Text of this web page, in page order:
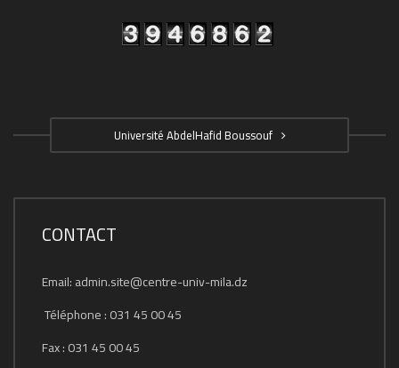
Université AbdelHafid Boussouf
CONTACT
Email: admin.site@centre-univ-mila.dz
Téléphone : 031 45 00 45
Fax : 031 45 00 45